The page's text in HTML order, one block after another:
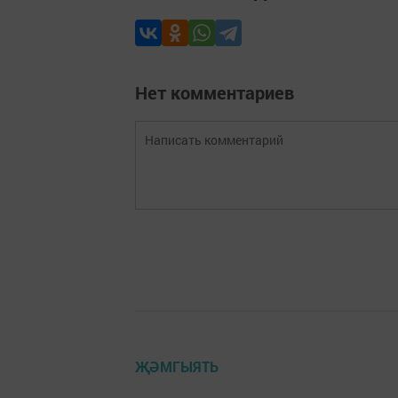
Нет комментариев
ҖӘМГЫЯТЬ